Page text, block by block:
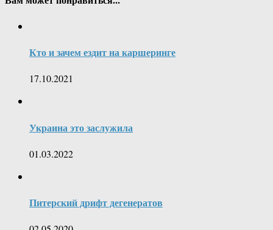
Кто и зачем ездит на каршеринге
17.10.2021
Украина это заслужила
01.03.2022
Питерский дрифт дегенератов